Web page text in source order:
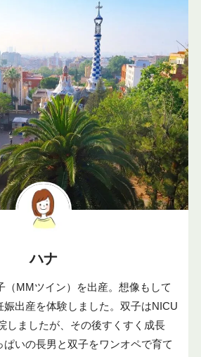
ハナ
（MMツイン）を出産。想像もして
娠出産を体験しました。双子はNICU
しましたが、その後すくすく成長
いの長男と双子をワンオペで育て